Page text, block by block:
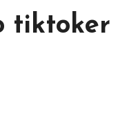
tiktoker